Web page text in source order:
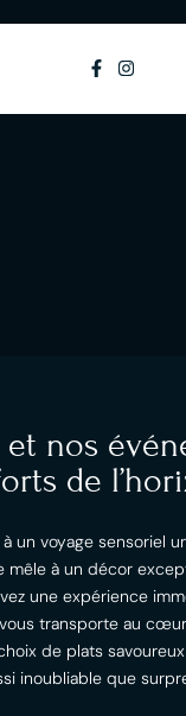
nos
de
à un voyage sensoriel
mêle à un décor
une expérience
transporte au cœur
de plats
inoubliable que